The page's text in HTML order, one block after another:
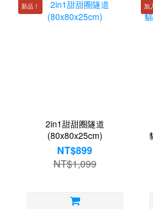
新品！
2in1甜甜圈隧道
(80x80x25cm)
NT$899
NT$1,099
加